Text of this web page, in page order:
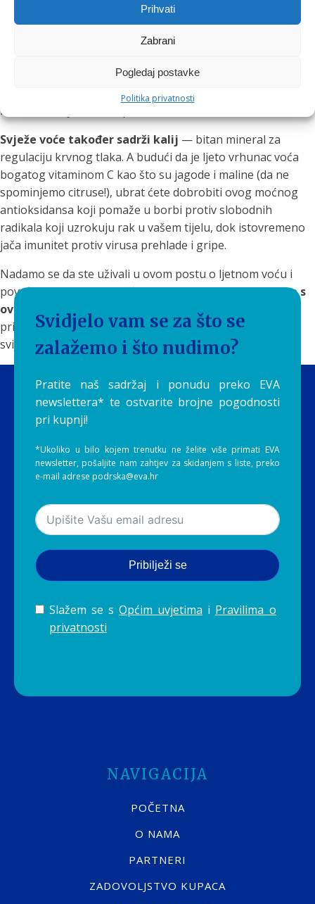
Prihvati
Zabrani
Pogledaj postavke
Politika privatnosti
Ovog ljeta možete iskoristiti svježe plodove koji će vam
izvrstan izvor vitamina, vlakana, antioksidansa i drugih
hranjivih tvari koje će vašem tijelu omogućiti neometano
funkcioniranje dok temperature rastu.
Svježe voće također sadrži kalij — bitan mineral za
regulaciju krvnog tlaka. A budući da je ljeto vrhunac voća
bogatog vitaminom C kao što su jagode i maline (da ne
spominjemo citruse!), ubrat ćete dobrobiti ovog moćnog
antioksidansa koji pomaže u borbi protiv slobodnih
radikala koji uzrokuju rak u vašem tijelu, dok istovremeno
jača imunitet protiv virusa prehlade i gripe.
Nadamo se da ste uživali u ovom postu o ljetnom voću i
povrću. Kao i uvijek, potičemo vas daeksperimentirate s
ovim receptima i napravite ih sami. Najbolji dio
pripremanja hrane je to što nam omogućuje istraživanje
svijeta oko nas kroz naše okusne pupoljke.
Svidjelo vam se za što se
zalažemo i što nudimo?
Pratite naš sadržaj i ponudu preko EVA
newslettera* te ostvarite brojne pogodnosti
pri kupnji!
*Ukoliko u bilo kojem trenutku ne želite više primati EVA
newsletter, pošaljite nam zahtjev za skidanjem s liste, preko
e-mail adrese podrska@eva.hr
Pribilježi se
Slažem se s Općim uvjetima i Pravilima o
privatnosti
NAVIGACIJA
POČETNA
O NAMA
PARTNERI
ZADOVOLJSTVO KUPACA